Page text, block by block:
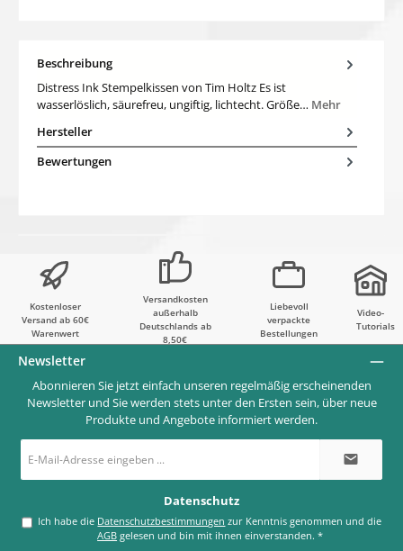
Beschreibung
Distress Ink Stempelkissen von Tim Holtz Es ist
wasserlöslich, säurefreu, ungiftig, lichtecht. Größe… Mehr
Hersteller
Bewertungen
Kostenloser
Versand ab 60€
Warenwert
Versandkosten
außerhalb
Deutschlands ab
8,50€
Liebevoll
verpackte
Bestellungen
Video-
Tutorials
Newsletter
Abonnieren Sie jetzt einfach unseren regelmäßig erscheinenden
Newsletter und Sie werden stets unter den Ersten sein, über neue
Produkte und Angebote informiert werden.
Mail-
*
Datenschutz
Ich habe die Datenschutzbestimmungen
AGB gelesen und bin mit ihnen einverstanden.*